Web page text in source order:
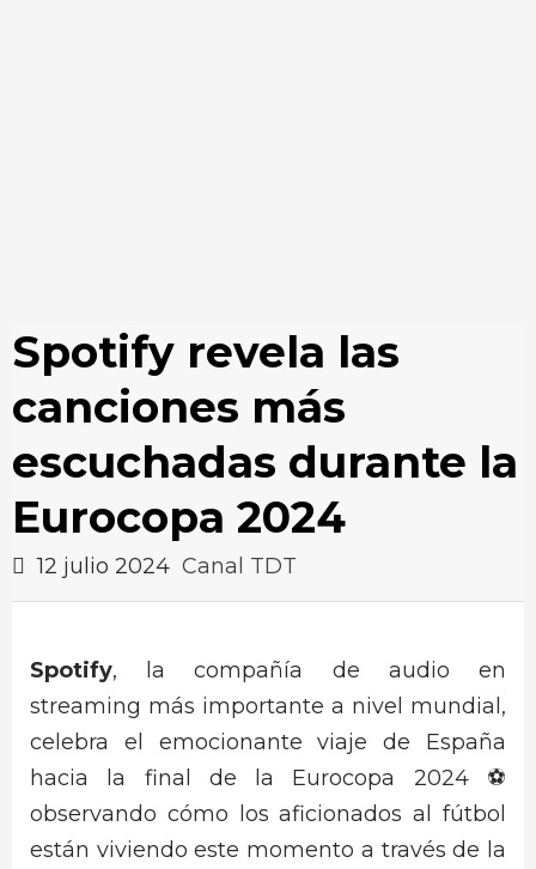
Spotify revela las
canciones más
escuchadas durante la
Eurocopa 2024
12 julio 2024 Canal TDT
Spotify, la compañía de audio en
streaming más importante a nivel mundial,
celebra el emocionante viaje de España
hacia la final de la Eurocopa 2024 ⚽
observando cómo los aficionados al fútbol
están viviendo este momento a través de la